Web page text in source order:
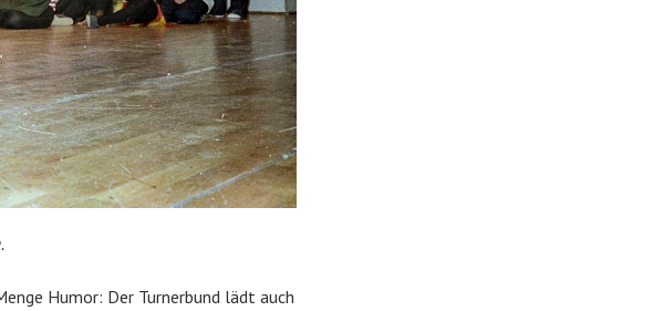
Humor: Der Turnerbund lädt auch